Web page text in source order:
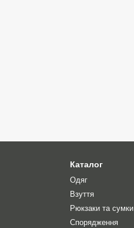
Каталог
Одяг
Взуття
Рюкзаки та сумки
Спорядження